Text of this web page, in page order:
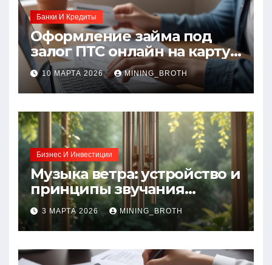
Банки И Кредиты
Оформление займа под
залог ПТС онлайн на карту
без визита в офис: порядок,
требования и документы
10 МАРТА 2026 MINING_BROTH
Бизнес И Инвестиции
Музыка ветра: устройство и
принципы звучания
колокольчиков
3 МАРТА 2026 MINING_BROTH